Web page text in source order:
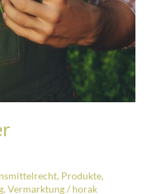
, Produkte,
,Vermarktung/ horak